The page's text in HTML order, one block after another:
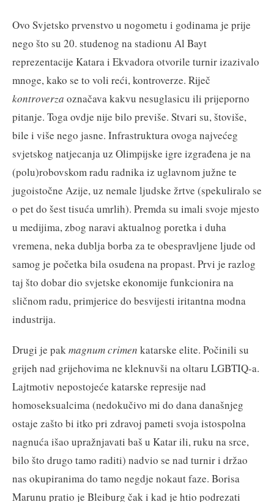
Ovo Svjetsko prvenstvo u nogometu i godinama je prije
nego što su 20. studenog na stadionu Al Bayt
reprezentacije Katara i Ekvadora otvorile turnir izazivalo
mnoge, kako se to voli reći, kontroverze. Riječ
kontroverza označava kakvu nesuglasicu ili prijeporno
pitanje. Toga ovdje nije bilo previše. Stvari su, štoviše,
bile i više nego jasne. Infrastruktura ovoga najvećeg
svjetskog natjecanja uz Olimpijske igre izgrađena je na
(polu)robovskom radu radnika iz uglavnom južne te
jugoistočne Azije, uz nemale ljudske žrtve (spekuliralo se
o pet do šest tisuća umrlih). Premda su imali svoje mjesto
u medijima, zbog naravi aktualnog poretka i duha
vremena, neka dublja borba za te obespravljene ljude od
samog je početka bila osuđena na propast. Prvi je razlog
taj što dobar dio svjetske ekonomije funkcionira na
sličnom radu, primjerice do besvijesti iritantna modna
industrija.
Drugi je pakmagnum crimen katarske elite. Počinili su
grijeh nad grijehovima ne kleknuvši na oltaru LGBTIQ-a.
Lajtmotiv nepostojeće katarske represije nad
homoseksualcima (nedokučivo mi do dana današnjeg
ostaje zašto bi itko pri zdravoj pameti svoja istospolna
nagnuća išao upražnjavati baš u Katar ili, ruku na srce,
bilo što drugo tamo raditi) nadvio se nad turnir i držao
nas okupiranima do tamo negdje nokaut faze. Borisa
Marunu pratio je Bleiburg čak i kad je htio podrezati